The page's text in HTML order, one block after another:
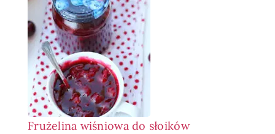
Frużelina wiśniowa do słoików